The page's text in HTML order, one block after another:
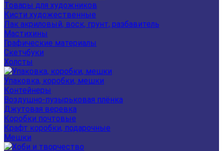
Товары для художников
Кисти художественные
Лак акриловый, воск, грунт, разбавитель
Мастихины
Графические материалы
Скетчбуки
Холсты
Упаковка, коробки, мешки
Контейнеры
Воздушно-пузырьковая плёнка
Джутовая веревка
Коробки почтовые
Крафт коробки, подарочные
Мешки